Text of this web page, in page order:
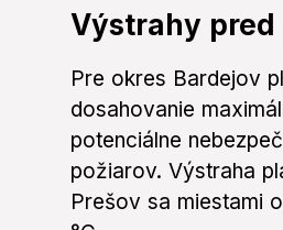
Výstrahy pred
Pre okres Bardejov
dosahovanie
potenciálne
požiarov. Výstraha
Prešov sa miestami